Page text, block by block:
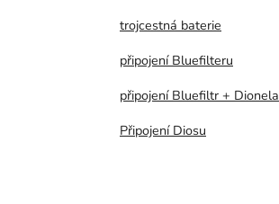
trojcestná baterie
připojení Bluefilteru
připojení Bluefiltr + Dionela
Připojení Diosu